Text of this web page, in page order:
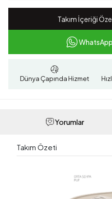
Takım İçeriği
Dünya Çapında Hizmet
Yorumlar
Takım Özeti